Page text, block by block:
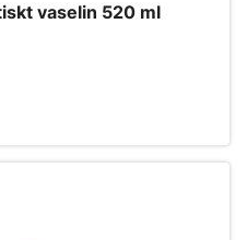
vaselin 520 ml